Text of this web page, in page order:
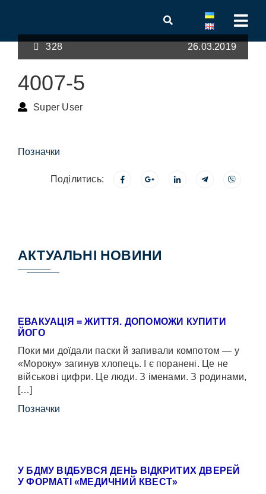
328 26.03.2019
4007-5
Super User
Позначки
Поділитись:
АКТУАЛЬНІ НОВИНИ
ЕВАКУАЦІЯ = ЖИТТЯ. ДОПОМОЖИ КУПИТИ
ЙОГО
Поки ми доїдали паски й запивали компотом — у
«Мороку» загинув хлопець. І є поранені. Це не
військові цифри. Це люди. З іменами. З родинами,
[…]
Позначки
У БДМУ ВІДБУВСЯ ДЕНЬ ВІДКРИТИХ ДВЕРЕЙ
У ФОРМАТІ «МЕДИЧНИЙ КВЕСТ»